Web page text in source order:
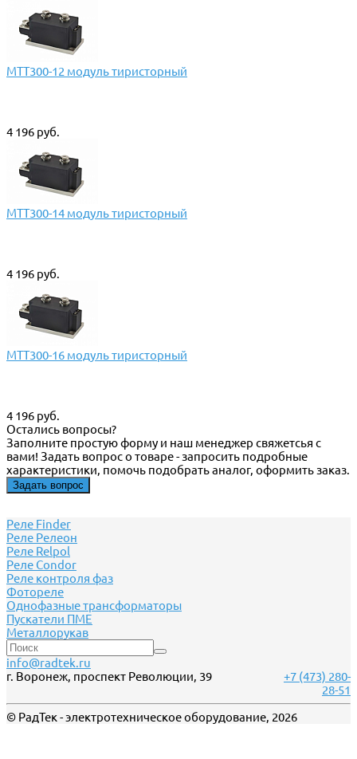
МТТ300-12 модуль тиристорный
4 196 руб.
МТТ300-14 модуль тиристорный
4 196 руб.
МТТ300-16 модуль тиристорный
4 196 руб.
Остались вопросы?
Заполните простую форму и наш менеджер свяжетсья с
вами! Задать вопрос о товаре - запросить подробные
характеристики, помочь подобрать аналог, оформить заказ.
Задать вопрос
Реле Finder
Реле Релеон
Реле Relpol
Реле Сondor
Реле контроля фаз
Фотореле
Однофазные трансформаторы
Пускатели ПМЕ
Металлорукав
info@radtek.ru
г. Воронеж, проспект Революции, 39
+7 (473) 280-
28-51
© РадТек - электротехническое оборудование, 2026